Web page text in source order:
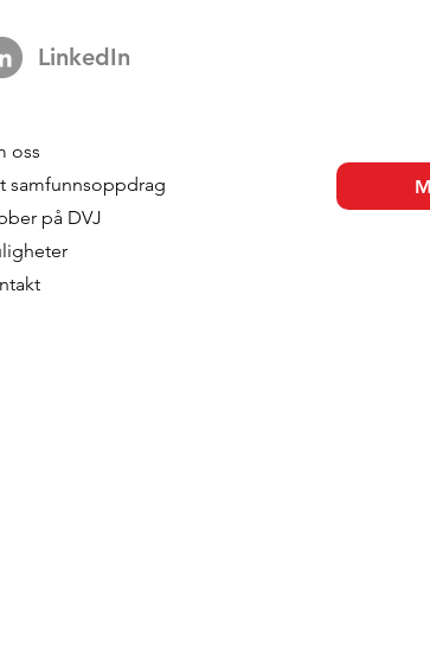
LinkedIn
oss
samfunnsoppdrag
på DVJ